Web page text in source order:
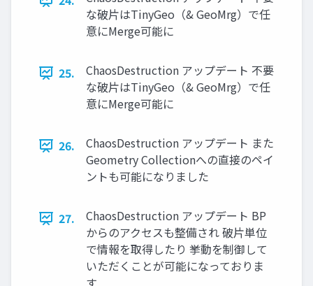
な破片はTinyGeo（& GeoMrg）で任
意にMerge可能に
25.
ChaosDestruction アップデート 不要
な破片はTinyGeo（& GeoMrg）で任
意にMerge可能に
26.
ChaosDestruction アップデート また
Geometry Collectionへの直接のペイ
ントも可能になりました
27.
ChaosDestruction アップデート BP
からのアクセスも整備され 破片単位
で情報を取得したり 挙動を制御して
いただくことが可能になっておりま